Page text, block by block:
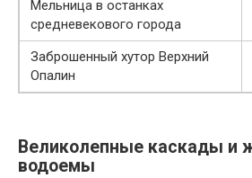
Мельница в останках
средневекового города
Заброшенный хутор Верхний
Опалин
Великолепные каскады и
водоемы